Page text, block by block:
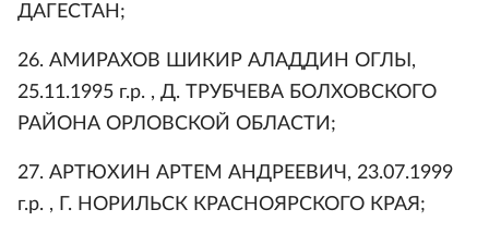
ДАГЕСТАН;
26. АМИРАХОВ ШИКИР АЛАДДИН ОГЛЫ,
25.11.1995 г.р. , Д. ТРУБЧЕВА БОЛХОВСКОГО
РАЙОНА ОРЛОВСКОЙ ОБЛАСТИ;
27. АРТЮХИН АРТЕМ АНДРЕЕВИЧ, 23.07.1999
г.р. , Г. НОРИЛЬСК КРАСНОЯРСКОГО КРАЯ;